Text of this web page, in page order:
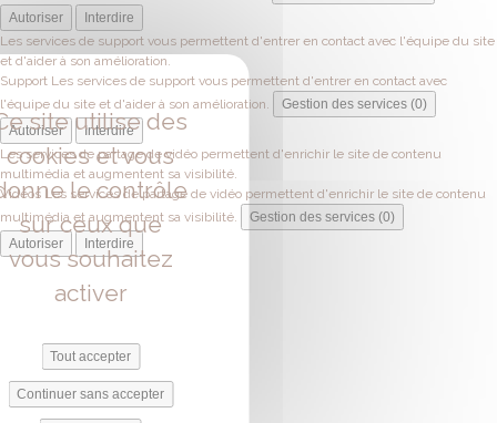
Autoriser
Interdire
Les services de support vous permettent d'entrer en contact avec l'équipe du site
et d'aider à son amélioration.
Support Les services de support vous permettent d'entrer en contact avec
l'équipe du site et d'aider à son amélioration.
Gestion des services (0)
Autoriser
Interdire
Les services de partage de vidéo permettent d'enrichir le site de contenu
multimédia et augmentent sa visibilité.
Vidéos Les services de partage de vidéo permettent d'enrichir le site de contenu
multimédia et augmentent sa visibilité.
Gestion des services (0)
Autoriser
Interdire
site utilise des
cookies et vous
le contrôle
sur ceux que
vous souhaitez
activer
Tout accepter
Continuer sans accepter